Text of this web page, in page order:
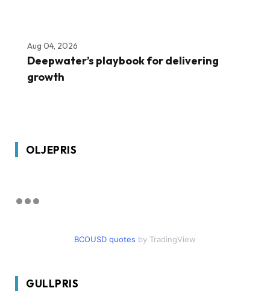
Aug 04, 2026
Deepwater’s playbook for delivering
growth
OLJEPRIS
BCOUSD quotes by TradingView
GULLPRIS